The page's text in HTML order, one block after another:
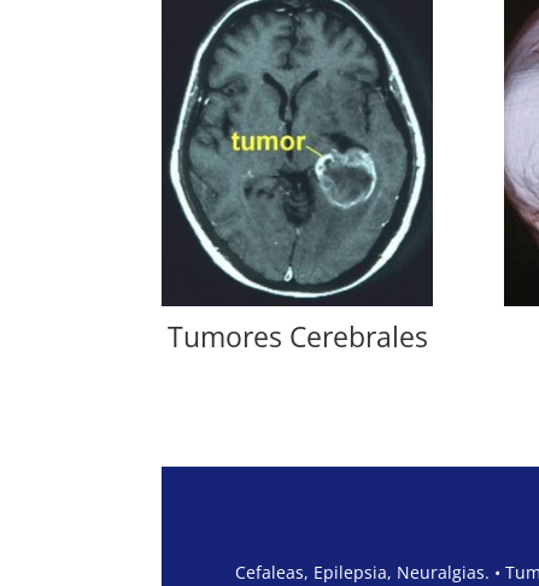
Tumores Cerebrales
Cefaleas, Epilepsia, Neuralgias. •